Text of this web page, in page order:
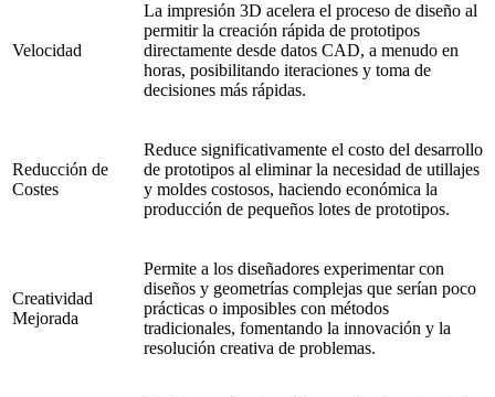
Velocidad
La impresión 3D acelera el proceso de diseño al
permitir la creación rápida de prototipos
directamente desde datos CAD, a menudo en
horas, posibilitando iteraciones y toma de
decisiones más rápidas.
Reducción de
Costes
Reduce significativamente el costo del desarrollo
de prototipos al eliminar la necesidad de utillajes
y moldes costosos, haciendo económica la
producción de pequeños lotes de prototipos.
Creatividad
Mejorada
Permite a los diseñadores experimentar con
diseños y geometrías complejas que serían poco
prácticas o imposibles con métodos
tradicionales, fomentando la innovación y la
resolución creativa de problemas.